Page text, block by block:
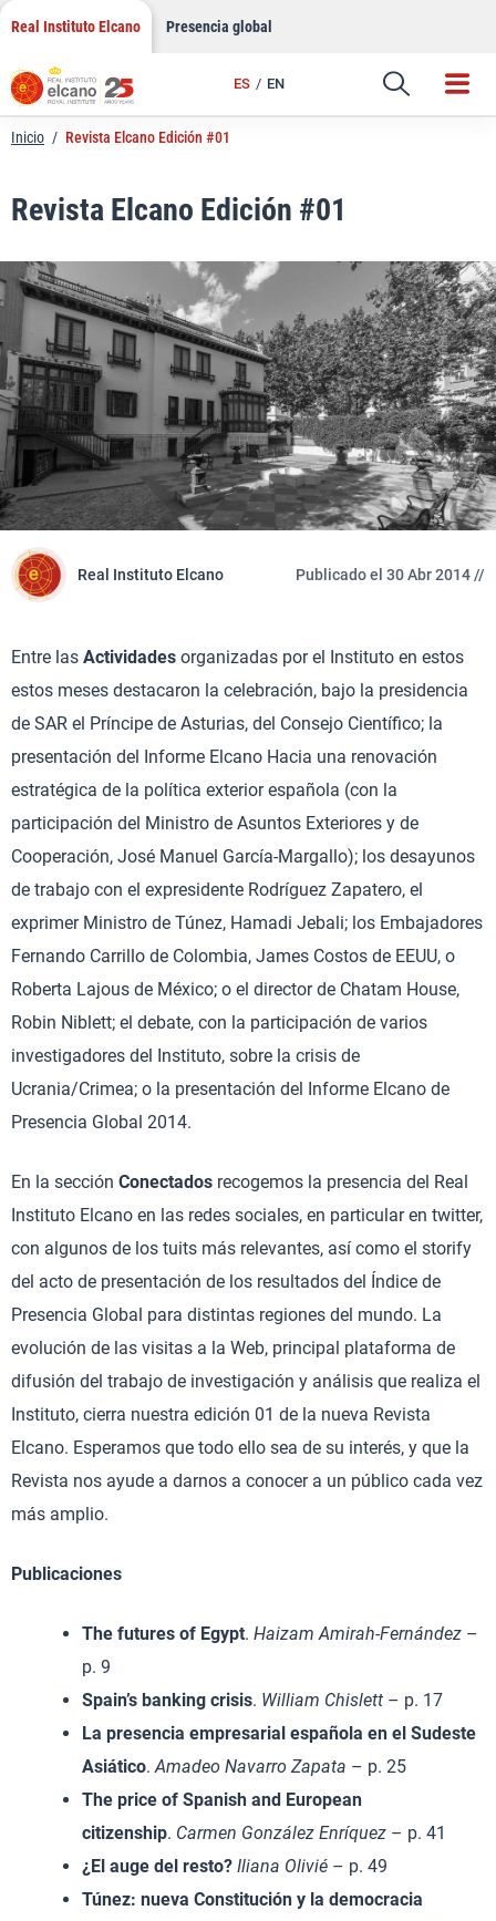
Saltar
contenido
Real Instituto Elcano Presencia global
ES EN
Enlace
Inicio / Revista Elcano Edición #01
Revista Elcano Edición #01
Real Instituto Elcano Publicado el 30 Abr 2014 //
Entre las Actividades organizadas por el Instituto en estos
estos meses destacaron la celebración, bajo la presidencia
de SAR el Príncipe de Asturias, del Consejo Científico; la
presentación del Informe Elcano Hacia una renovación
estratégica de la política exterior española (con la
participación del Ministro de Asuntos Exteriores y de
Cooperación, José Manuel García-Margallo); los desayunos
de trabajo con el expresidente Rodríguez Zapatero, el
exprimer Ministro de Túnez, Hamadi Jebali; los Embajadores
Fernando Carrillo de Colombia, James Costos de EEUU, o
Roberta Lajous de México; o el director de Chatam House,
Robin Niblett; el debate, con la participación de varios
investigadores del Instituto, sobre la crisis de
Ucrania/Crimea; o la presentación del Informe Elcano de
Presencia Global 2014.
En la sección Conectados recogemos la presencia del Real
Instituto Elcano en las redes sociales, en particular en twitter,
con algunos de los tuits más relevantes, así como el storify
del acto de presentación de los resultados del Índice de
Presencia Global para distintas regiones del mundo. La
evolución de las visitas a la Web, principal plataforma de
difusión del trabajo de investigación y análisis que realiza el
Instituto, cierra nuestra edición 01 de la nueva Revista
Elcano. Esperamos que todo ello sea de su interés, y que la
Revista nos ayude a darnos a conocer a un público cada vez
más amplio.
Publicaciones
The futures of Egypt. Haizam Amirah-Fernández –
p. 9
Spain’s banking crisis. William Chislett – p. 17
La presencia empresarial española en el Sudeste
Asiático.Amadeo Navarro Zapata – p. 25
The price of Spanish and European
citizenship. Carmen González Enríquez – p. 41
¿El auge del resto? Iliana Olivié – p. 49
Túnez: nueva Constitución y la democracia